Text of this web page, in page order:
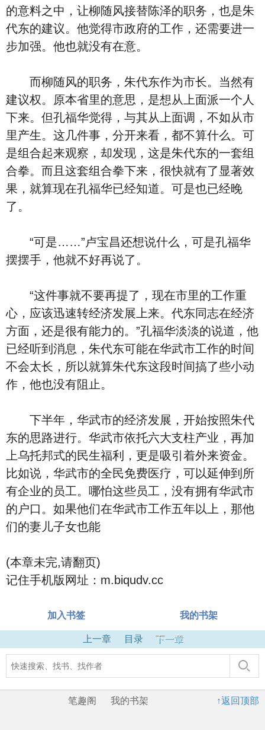
的意料之中，让柳随风接替陈泽的职务，也是朱
代东的建议。他觉得市政府的工作，还需要进一
步加强。他也就没有在意。
而柳随风的职务，朱代东作为市长。当然有
建议权。原本省里的意思，是想从上面派一个人
下来。但孔福华觉得，与其从上面调，不如从市
里产生。这几件事，分开来看，都不算什么。可
是组合起来观察，却发现，这是朱代东的一套组
合拳。而且这套组合拳下来，很快就有了显著效
果，就算现在孔福华已经知道。可是也已经晚
了。
“可是……”卢宝昌还想说什么，可是孔福华
摆摆手，他就不好再说了。
“这件事就不要再提了，现在市里的工作重
心，应该迅速转经济发展上来。代东同志在经济
方面，还是很有能力的。”孔福华淡淡的说道，他
已经听到消息，朱代东可能在华武市工作的时间
不会太长，所以就算朱代东这段时间搞了些小动
作，他也没有阻止。
下半年，华武市的经济发展，开始按照朱代
东的思路进行。华武市依托六大支柱产业，再加
上乌托邦式的民生福利，更是吸引着外来资金。
比如说，华武市的全民免费医疗，可以延伸到所
有企业的员工。哪怕这些员工，没有拥有华武市
的户口。如果他们在华武市工作五年以上，那他
们的妻儿子女也能
(本章未完,请翻页)
记住手机版网址：m.biqudv.cc
加入书签 我的书架
上一章 目录 下一章
↑返回顶部
笔趣阁 我的书架